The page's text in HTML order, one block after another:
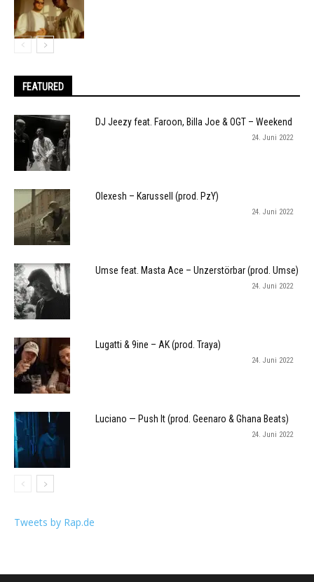
FEATURED
DJ Jeezy feat. Faroon, Billa Joe & OGT – Weekend
24. Juni 2022
Olexesh – Karussell (prod. PzY)
24. Juni 2022
Umse feat. Masta Ace – Unzerstörbar (prod. Umse)
24. Juni 2022
Lugatti & 9ine – AK (prod. Traya)
24. Juni 2022
Luciano — Push It (prod. Geenaro & Ghana Beats)
24. Juni 2022
Tweets by Rap.de